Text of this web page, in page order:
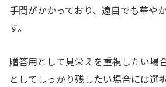
手間がかかっており、遠目でも華や
す。
贈答用として見栄えを重視したい場
としてしっかり残したい場合には選